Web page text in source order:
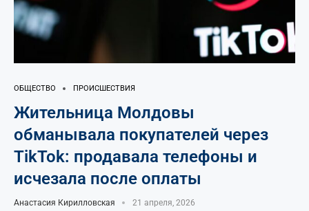
ОБЩЕСТВО ПРОИСШЕСТВИЯ
Жительница Молдовы
обманывала покупателей через
TikTok: продавала телефоны и
исчезала после оплаты
Анастасия Кирилловская 21 апреля, 2026